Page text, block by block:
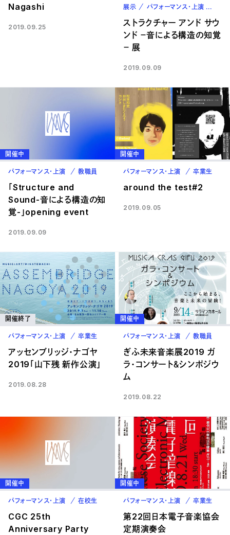
Nagashi
2019.09.25
展示 パフォーマンス・上演
ストラクチャー アンド サウ
ンド －音による構造の知覚
－ 展
2019.09.09
開催中
パフォーマンス・上演 教職員
「Structure and
Sound-音による構造の知
覚-」opening event
2019.09.09
開催中
パフォーマンス・上演 卒業生
around the test#2
2019.09.05
開催終了
パフォーマンス・上演 卒業生
アッセンブリッジ・ナゴヤ
2019「山下残 新作公演」
2019.08.28
開催中
パフォーマンス・上演 教職員
ぎふ未来音楽展2019 ガ
ラ・コンサート＆シンポジウ
ム
2019.08.22
開催中
パフォーマンス・上演 在校生
CGC 25th
Anniversary Party
開催中
パフォーマンス・上演 卒業生
第22回日本電子音楽協会
定期演奏会